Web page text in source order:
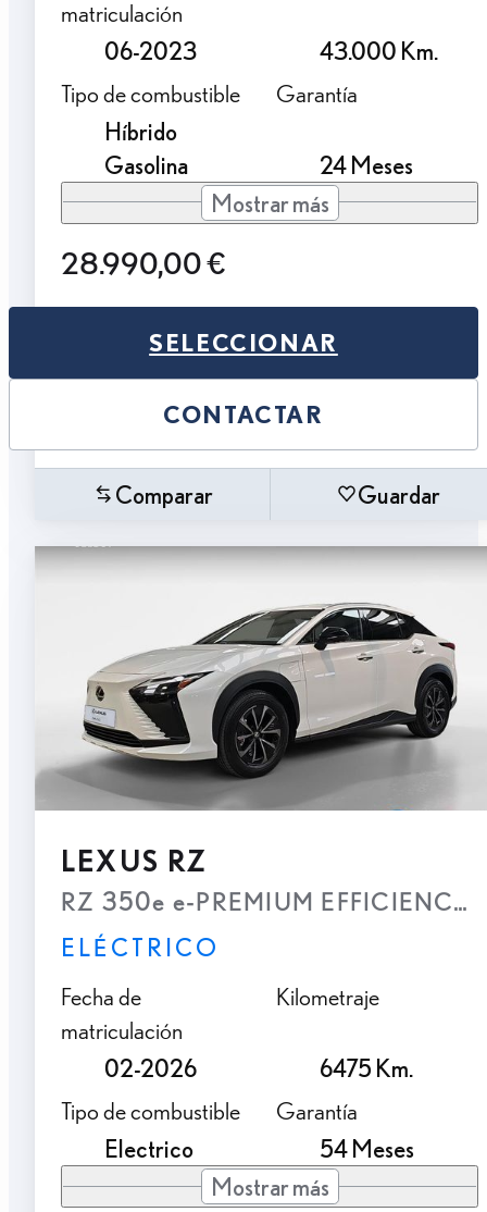
matriculación
06-2023
43.000 Km.
Tipo de combustible
Híbrido
Gasolina
Garantía
24 Meses
Mostrar más
28.990,00 €
SELECCIONAR
CONTACTAR
Comparar Guardar
LEXUS RZ
RZ 350e e-PREMIUM EFFICIENCY
ELÉCTRICO
Fecha de
matriculación
02-2026
Kilometraje
6475 Km.
Tipo de combustible
Electrico
Garantía
54 Meses
Mostrar más